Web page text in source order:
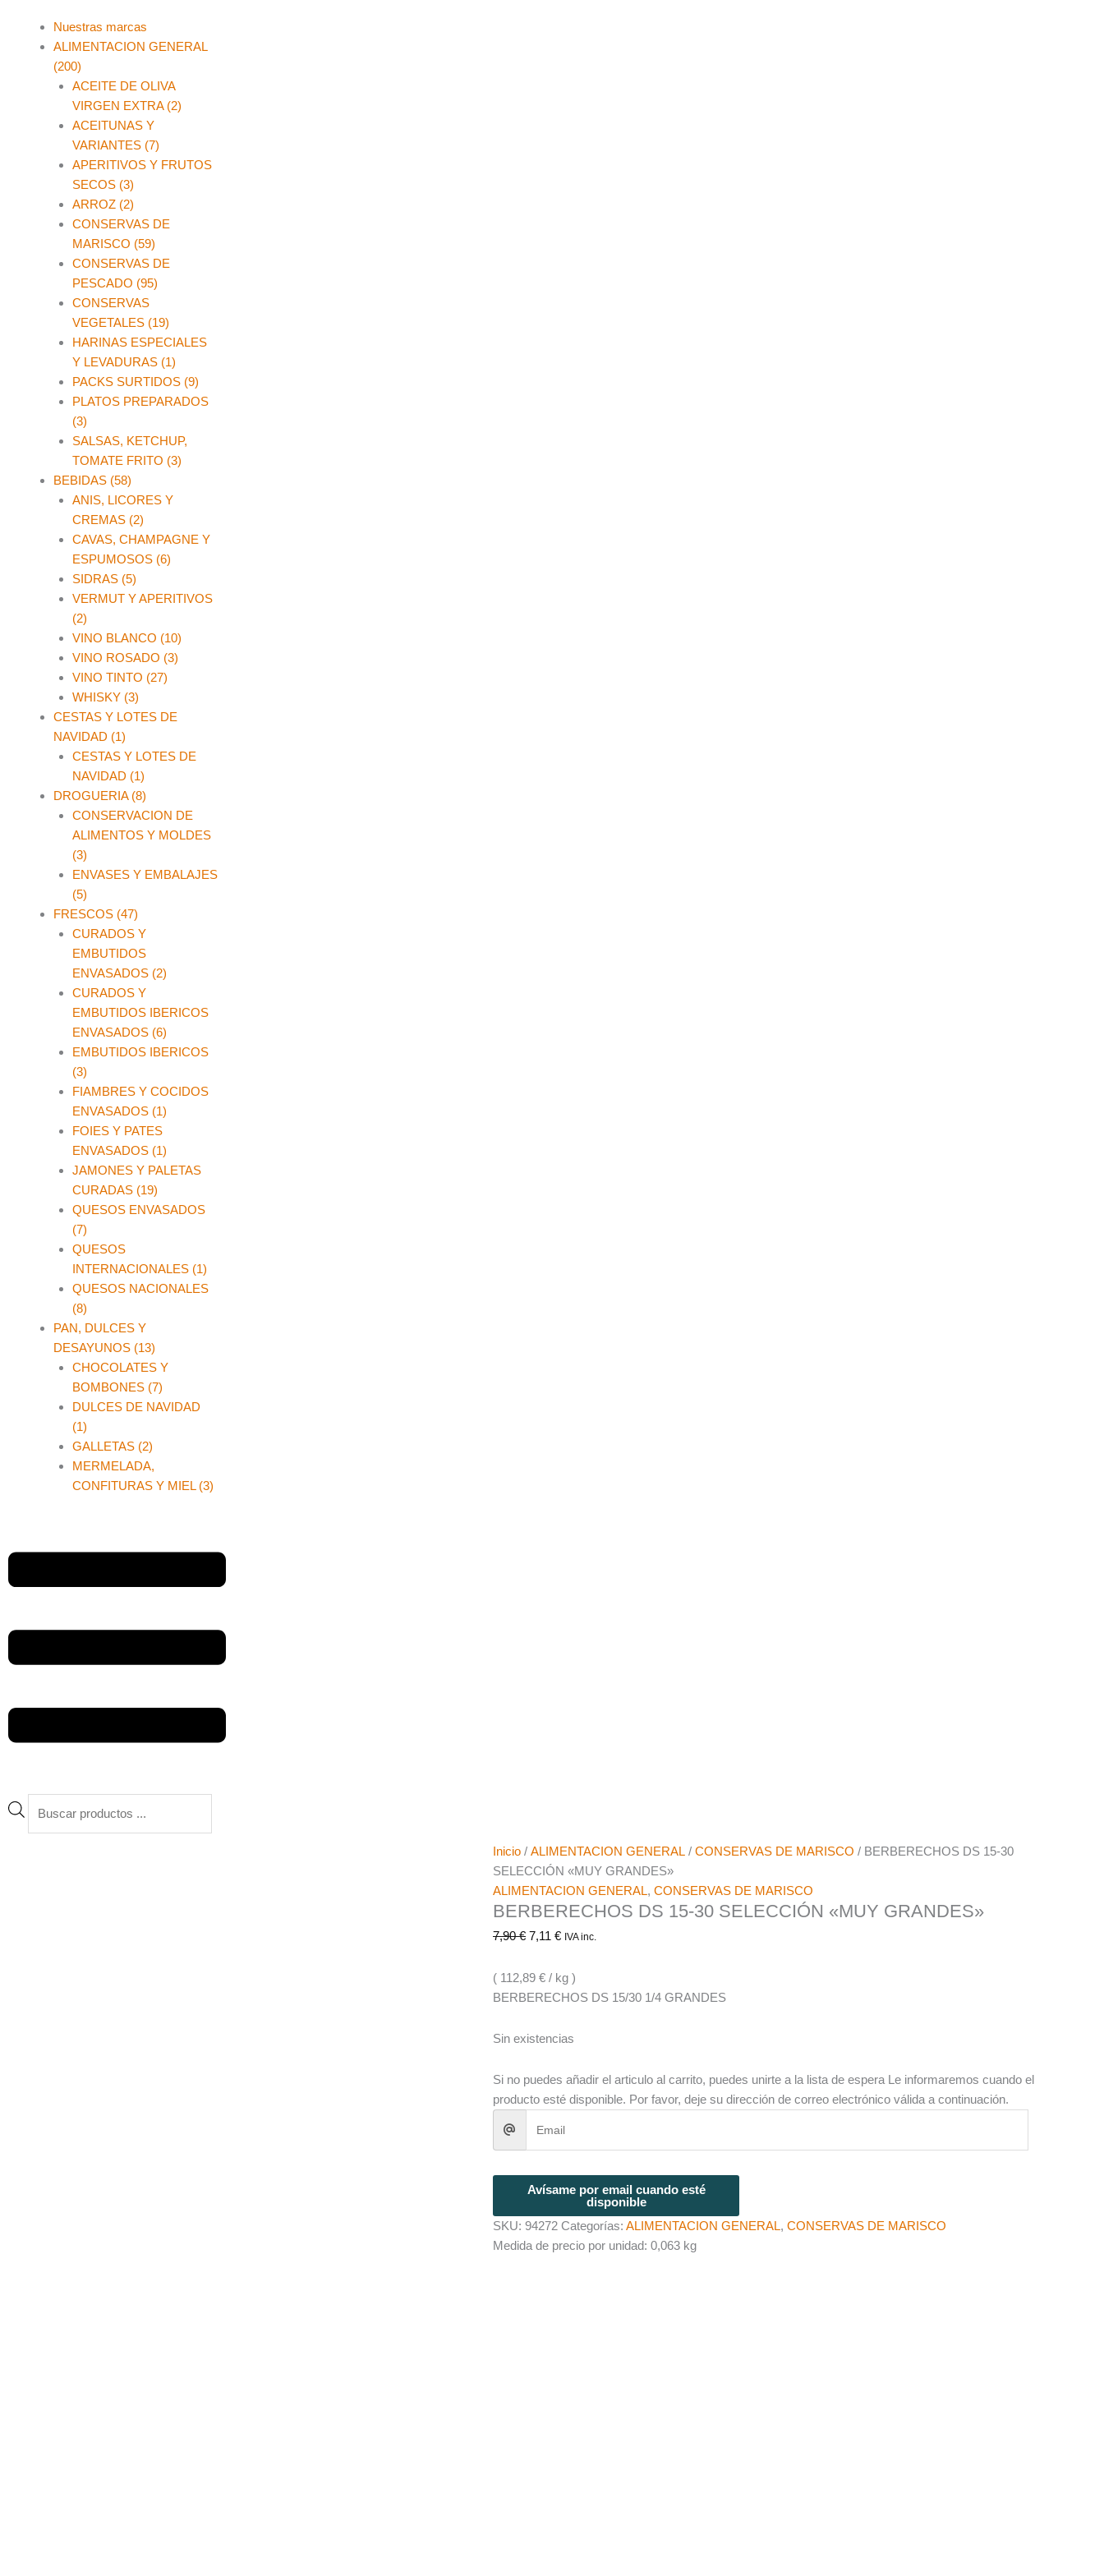
Main
Menu
Nuestras marcas
ALIMENTACION GENERAL
(200)
ACEITE DE OLIVA
VIRGEN EXTRA (2)
ACEITUNAS Y
VARIANTES (7)
APERITIVOS Y FRUTOS
SECOS (3)
ARROZ (2)
CONSERVAS DE
MARISCO (59)
CONSERVAS DE
PESCADO (95)
CONSERVAS
VEGETALES (19)
HARINAS ESPECIALES
Y LEVADURAS (1)
PACKS SURTIDOS (9)
PLATOS PREPARADOS
(3)
SALSAS, KETCHUP,
TOMATE FRITO (3)
BEBIDAS (58)
ANIS, LICORES Y
CREMAS (2)
CAVAS, CHAMPAGNE Y
ESPUMOSOS (6)
SIDRAS (5)
VERMUT Y APERITIVOS
(2)
VINO BLANCO (10)
VINO ROSADO (3)
VINO TINTO (27)
WHISKY (3)
CESTAS Y LOTES DE
NAVIDAD (1)
CESTAS Y LOTES DE
NAVIDAD (1)
DROGUERIA (8)
CONSERVACION DE
ALIMENTOS Y MOLDES
(3)
ENVASES Y EMBALAJES
(5)
FRESCOS (47)
CURADOS Y
EMBUTIDOS
ENVASADOS (2)
CURADOS Y
EMBUTIDOS IBERICOS
ENVASADOS (6)
EMBUTIDOS IBERICOS
(3)
FIAMBRES Y COCIDOS
ENVASADOS (1)
FOIES Y PATES
ENVASADOS (1)
JAMONES Y PALETAS
CURADAS (19)
QUESOS ENVASADOS
(7)
QUESOS
INTERNACIONALES (1)
QUESOS NACIONALES
(8)
PAN, DULCES Y
DESAYUNOS (13)
CHOCOLATES Y
BOMBONES (7)
DULCES DE NAVIDAD
(1)
GALLETAS (2)
MERMELADA,
CONFITURAS Y MIEL (3)
de
Inicio / ALIMENTACION GENERAL / CONSERVAS DE MARISCO / BERBERECHOS DS 15-30
SELECCIÓN «MUY GRANDES»
ALIMENTACION GENERAL, CONSERVAS DE MARISCO
BERBERECHOS DS 15-30 SELECCIÓN «MUY GRANDES»
7,90€ 7,11 € IVA inc.
( 112,89 € / kg )
BERBERECHOS DS 15/30 1/4 GRANDES
Sin existencias
Si no puedes añadir el articulo al carrito, puedes unirte a la lista de espera Le informaremos cuando el
producto esté disponible. Por favor, deje su dirección de correo electrónico válida a continuación.
Avísame por email cuando esté
disponible
SKU: 94272 Categorías: ALIMENTACION GENERAL, CONSERVAS DE MARISCO
Medida de precio por unidad: 0,063 kg